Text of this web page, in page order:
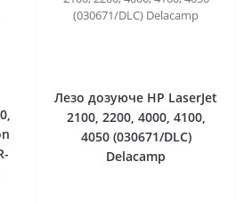
Лезо дозуюче HP LaserJet
2100, 2200, 4000, 4100,
4050 (030671/DLC)
Delacamp